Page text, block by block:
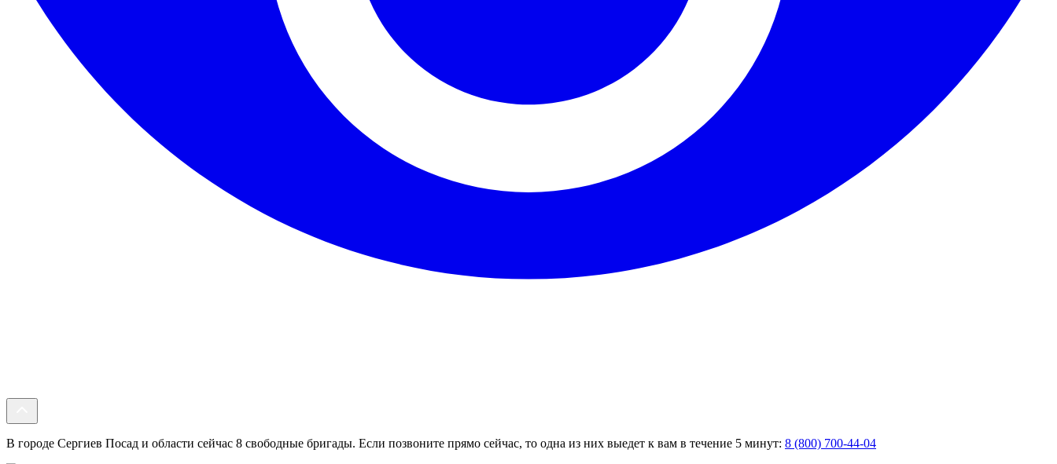
В городе Сергиев Посад и области сейчас 8 свободные бригады. Если позвоните прямо сейчас, то одна из них выедет к вам в течение 5 минут: 8 (800) 700-44-04